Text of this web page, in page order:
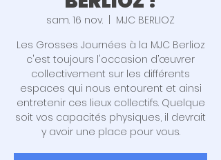
sam. 16 nov.
MJC BERLIOZ
Les Grosses Journées à la MJC Berlioz
c'est toujours l'occasion d’œuvrer
collectivement sur les différents
espaces qui nous entourent et ainsi
entretenir ces lieux collectifs. Quelque
soit vos capacités physiques, il devrait
y avoir une place pour vous.